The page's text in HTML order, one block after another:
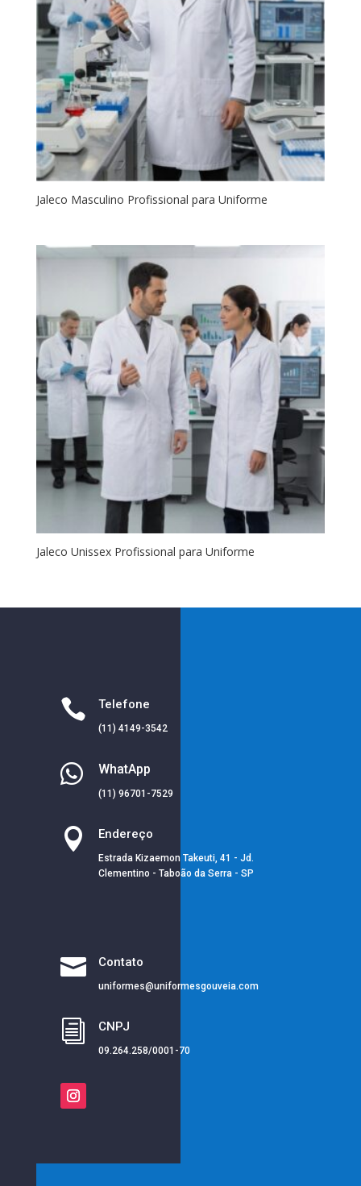
Jaleco Masculino Profissional para Uniforme
Jaleco Unissex Profissional para Uniforme
 Telefone
(11) 4149-3542
 WhatApp
(11) 96701-7529
 Endereço
Estrada Kizaemon Takeuti, 41 - Jd.
Clementino - Taboão da Serra - SP
 Contato
uniformes@uniformesgouveia.com
i CNPJ
09.264.258/0001-70